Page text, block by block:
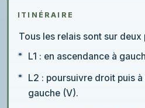
ITINÉRAIRE
Tous les relais sont sur deux
L1 : en ascendance à
L2 : poursuivre droit puis
gauche (V).